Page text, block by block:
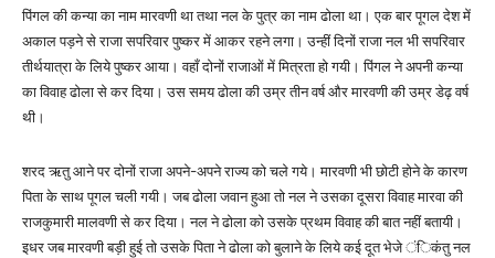
पिंगल की कन्या का नाम मारवणी था तथा नल के पुत्र का नाम ढोला था। एक बार पूगल देश में
अकाल पड़ने से राजा सपरिवार पुष्कर में आकर रहने लगा। उन्हीं दिनों राजा नल भी सपरिवार
तीर्थयात्रा के लिये पुष्कर आया। वहाँ दोनों राजाओं में मित्रता हो गयी। पिंगल ने अपनी कन्या
का विवाह ढोला से कर दिया। उस समय ढोला की उम्र तीन वर्ष और मारवणी की उम्र डेढ़ वर्ष
थी।
शरद ऋतु आने पर दोनों राजा अपने-अपने राज्य को चले गये। मारवणी भी छोटी होने के कारण
पिता के साथ पूगल चली गयी। जब ढोला जवान हुआ तो नल ने उसका दूसरा विवाह मारवा की
राजकुमारी मालवणी से कर दिया। नल ने ढोला को उसके प्रथम विवाह की बात नहीं बतायी।
इधर जब मारवणी बड़ी हुई तो उसके पिता ने ढोला को बुलाने के लिये कई दूत भेजे ंिकंतु नल